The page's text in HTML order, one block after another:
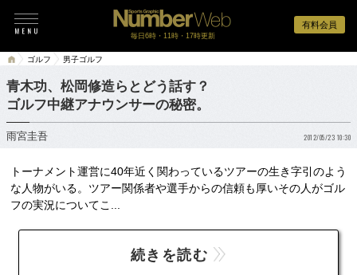
有料会員
毎日6時・11時・17時更新
ゴルフ 男子ゴルフ
青木功、松岡修造らとどう話す？
ゴルフ中継アナウンサーの秘密。
雨宮圭吾 2012/05/23 10:30
トーナメント運営に40年近く関わっているツアーの生き字引のよう
な人物がいる。ツアー関係者や選手からの信頼も厚いその人がゴル
フの実況についてこ...
続きを読む